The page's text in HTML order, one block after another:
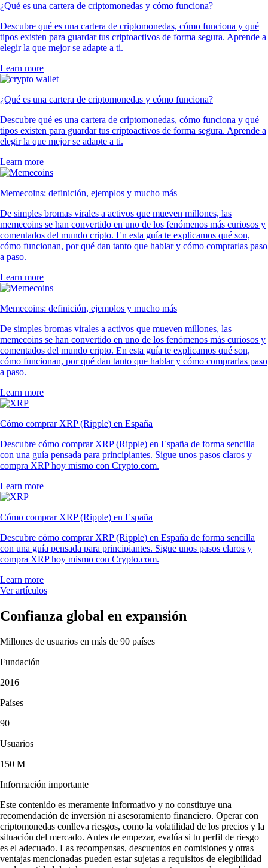
¿Qué es una cartera de criptomonedas y cómo funciona?
Descubre qué es una cartera de criptomonedas, cómo funciona y qué
tipos existen para guardar tus criptoactivos de forma segura. Aprende a
elegir la que mejor se adapte a ti.
Learn more
¿Qué es una cartera de criptomonedas y cómo funciona?
Descubre qué es una cartera de criptomonedas, cómo funciona y qué
tipos existen para guardar tus criptoactivos de forma segura. Aprende a
elegir la que mejor se adapte a ti.
Learn more
Memecoins: definición, ejemplos y mucho más
De simples bromas virales a activos que mueven millones, las
memecoins se han convertido en uno de los fenómenos más curiosos y
comentados del mundo cripto. En esta guía te explicamos qué son,
cómo funcionan, por qué dan tanto que hablar y cómo comprarlas paso
a paso.
Learn more
Memecoins: definición, ejemplos y mucho más
De simples bromas virales a activos que mueven millones, las
memecoins se han convertido en uno de los fenómenos más curiosos y
comentados del mundo cripto. En esta guía te explicamos qué son,
cómo funcionan, por qué dan tanto que hablar y cómo comprarlas paso
a paso.
Learn more
Cómo comprar XRP (Ripple) en España
Descubre cómo comprar XRP (Ripple) en España de forma sencilla
con una guía pensada para principiantes. Sigue unos pasos claros y
compra XRP hoy mismo con Crypto.com.
Learn more
Cómo comprar XRP (Ripple) en España
Descubre cómo comprar XRP (Ripple) en España de forma sencilla
con una guía pensada para principiantes. Sigue unos pasos claros y
compra XRP hoy mismo con Crypto.com.
Learn more
Ver artículos
Confianza global en expansión
Millones de usuarios en más de 90 países
Fundación
2016
Países
90
Usuarios
150 M
Información importante
Este contenido es meramente informativo y no constituye una
recomendación de inversión ni asesoramiento financiero. Operar con
criptomonedas conlleva riesgos, como la volatilidad de los precios y la
situación del mercado. Antes de empezar, evalúa si tu perfil de riesgo
es el adecuado. Las recompensas, descuentos en comisiones y otras
ventajas mencionadas pueden estar sujetas a requisitos de elegibilidad